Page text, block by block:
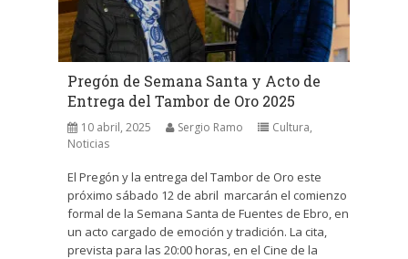
Pregón de Semana Santa y Acto de
Entrega del Tambor de Oro 2025
10 abril, 2025 Sergio Ramo Cultura,
Noticias
El Pregón y la entrega del Tambor de Oro este
próximo sábado 12 de abril marcarán el comienzo
formal de la Semana Santa de Fuentes de Ebro, en
un acto cargado de emoción y tradición. La cita,
prevista para las 20:00 horas, en el Cine de la